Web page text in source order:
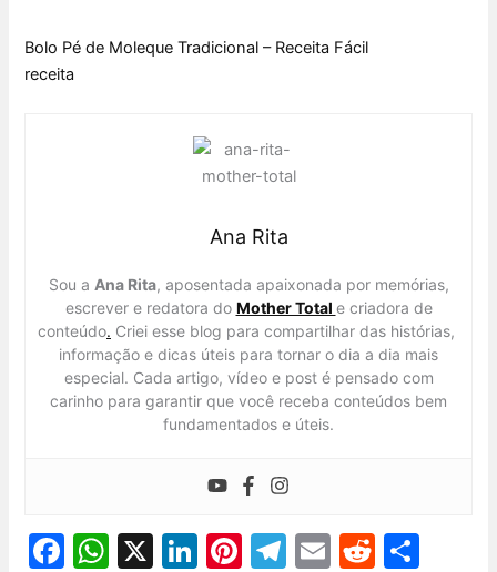
Bolo Pé de Moleque Tradicional – Receita Fácil
receita
Ana Rita
Sou a Ana Rita, aposentada apaixonada por memórias,
escrever e redatora do Mother Total e criadora de
conteúdo. Criei esse blog para compartilhar das histórias,
informação e dicas úteis para tornar o dia a dia mais
especial. Cada artigo, vídeo e post é pensado com
carinho para garantir que você receba conteúdos bem
fundamentados e úteis.
F
W X
Li Pi T
E
R